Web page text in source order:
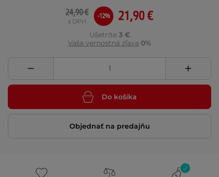
21,90 €
24,90 €
s DPH
-12%
Ušetríte 3 €
Vaša vernostná zľava 0%
Do košíka
Objednať na predajňu